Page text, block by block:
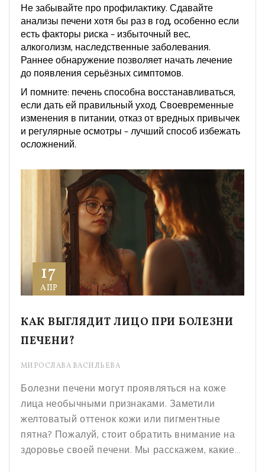
Не забывайте про профилактику. Сдавайте
анализы печени хотя бы раз в год, особенно если
есть факторы риска – избыточный вес,
алкоголизм, наследственные заболевания.
Раннее обнаружение позволяет начать лечение
до появления серьёзных симптомов.
И помните: печень способна восстанавливаться,
если дать ей правильный уход. Своевременные
изменения в питании, отказ от вредных привычек
и регулярные осмотры – лучший способ избежать
осложнений.
17
АПР
КАК ВЫГЛЯДИТ ЛИЦО ПРИ БОЛЕЗНИ
ПЕЧЕНИ?
МИРОСЛАВА ВАСИЛЬЕВА
Болезни печени могут проявляться на коже
лица необычными признаками. Заметили
желтоватый оттенок кожи или пигментные
пятна? Пожалуй, стоит обратить внимание на
здоровье своей печени. Мы расскажем, какие